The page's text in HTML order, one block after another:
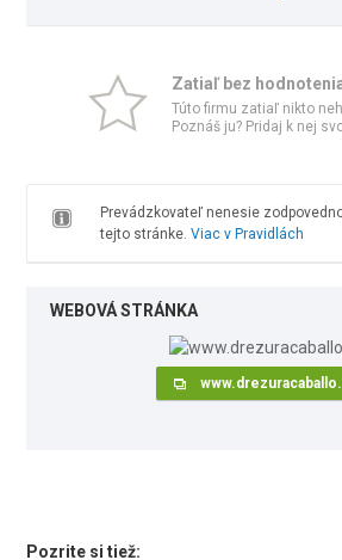
Zatiaľ bez
Túto firmu zatiaľ nikto
Poznáš ju? Pridaj k nej
Prevádzkovateľ nenesie
tejto stránke. Viac v Pravidlách
WEBOVÁ STRÁNKA
Pozrite si tiež: